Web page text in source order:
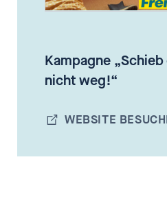
Kampagne
nicht weg!“
WEBSITE